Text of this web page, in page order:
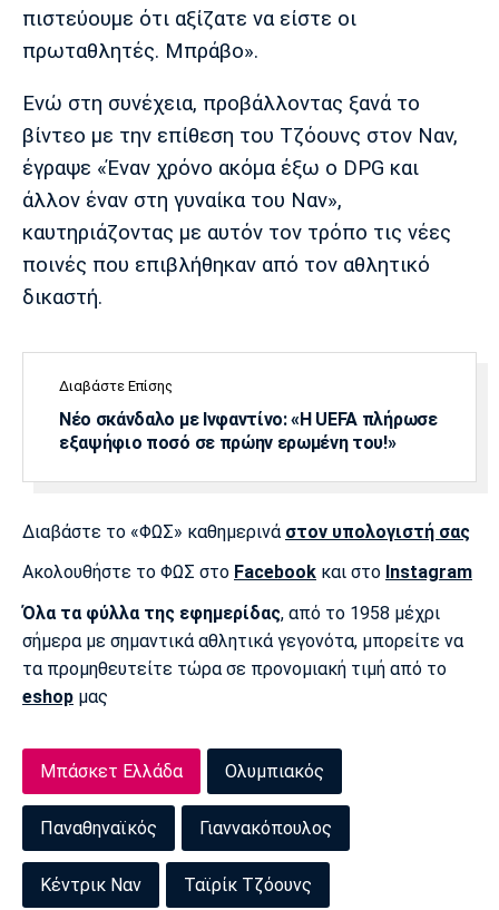
Ίντερ Μίλαν
Μπορούσια
Ντόρτμουντ
Παρί Σεν
Ζερμέν
Μαρσέιγ
Πόρτο Μπενφίκα
πιστεύουμε ότι αξίζατε να είστε οι
πρωταθλητές. Μπράβο».
Ενώ στη συνέχεια, προβάλλοντας ξανά το
βίντεο με την επίθεση του Τζόουνς στον Ναν,
έγραψε «Έναν χρόνo ακόμα έξω ο DPG και
άλλον έναν στη γυναίκα του Nαν»,
καυτηριάζοντας με αυτόν τον τρόπο τις νέες
ποινές που επιβλήθηκαν από τον αθλητικό
δικαστή.
Διαβάστε Επίσης
Νέο σκάνδαλο με Ινφαντίνο: «Η UEFA πλήρωσε
εξαψήφιο ποσό σε πρώην ερωμένη του!»
Διαβάστε το «ΦΩΣ» καθημερινά στον υπολογιστή σας
Ακολουθήστε το ΦΩΣ στο Facebook και στο Instagram
Όλα τα φύλλα της εφημερίδας, από το 1958 μέχρι
σήμερα με σημαντικά αθλητικά γεγονότα, μπορείτε να
τα προμηθευτείτε τώρα σε προνομιακή τιμή από το
eshop μας
Μπάσκετ Ελλάδα Ολυμπιακός
Παναθηναϊκός Γιαννακόπουλος
Κέντρικ Ναν Ταϊρίκ Τζόουνς